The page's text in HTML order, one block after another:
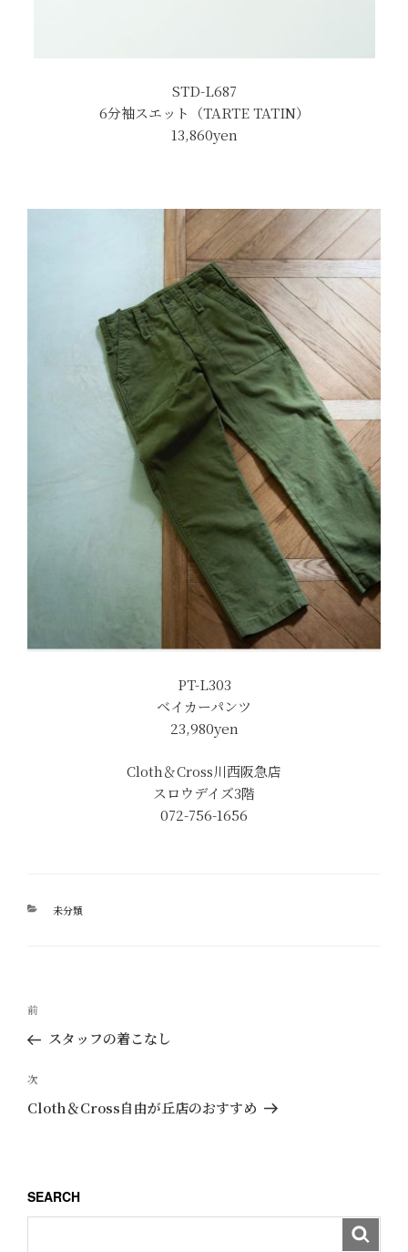
STD-L687
6分袖スエット（TARTE TATIN）
13,860yen
PT-L303
ベイカーパンツ
23,980yen
Cloth＆Cross川西阪急店
スロウデイズ3階
072-756-1656
カ
未分類
投
ナ
ビ
ゲ
ン
過
去
投
稿
前
スタッフの着こなし
次
の
次
Cloth＆Cross自由が丘店のおすすめ
SEARCH